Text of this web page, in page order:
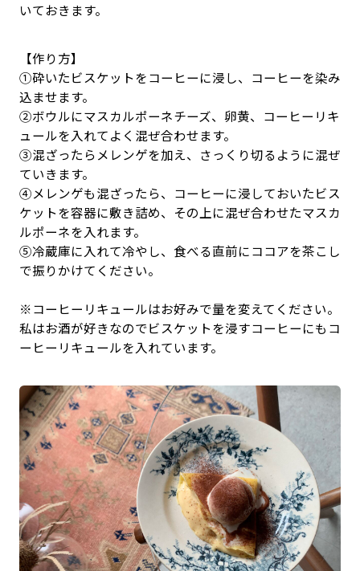
いておきます。
【作り方】
①砕いたビスケットをコーヒーに浸し、コーヒーを染み
込ませます。
②ボウルにマスカルポーネチーズ、卵黄、コーヒーリキ
ュールを入れてよく混ぜ合わせます。
③混ざったらメレンゲを加え、さっくり切るように混ぜ
ていきます。
④メレンゲも混ざったら、コーヒーに浸しておいたビス
ケットを容器に敷き詰め、その上に混ぜ合わせたマスカ
ルポーネを入れます。
⑤冷蔵庫に入れて冷やし、食べる直前にココアを茶こし
で振りかけてください。
※コーヒーリキュールはお好みで量を変えてください。
私はお酒が好きなのでビスケットを浸すコーヒーにもコ
ーヒーリキュールを入れています。